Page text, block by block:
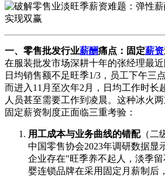
一、零售批发行业薪酬痛点：固定薪资
在服装批发市场深耕十年的张经理最
日均销售额不足旺季1/3，员工下午三
而进入11月至次年2月，日均工作时长
人员甚至需要工作到凌晨。这种冰火
固定薪资制度正面临三重考验：
用工成本与业务曲线的错配（二
中国零售协会2023年调研数据显
企业存在"旺季养不起人，淡季
婴连锁品牌在采用固定月薪制后